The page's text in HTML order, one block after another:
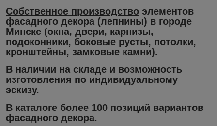
Собственное производство элементов
фасадного декора (лепнины) в городе
Минске (окна, двери, карнизы,
подоконники, боковые русты, потолки,
кронштейны, замковые камни).
В наличии на складе и возможность
изготовления по индивидуальному
эскизу.
В каталоге более 100 позиций вариантов
фасадного декора.